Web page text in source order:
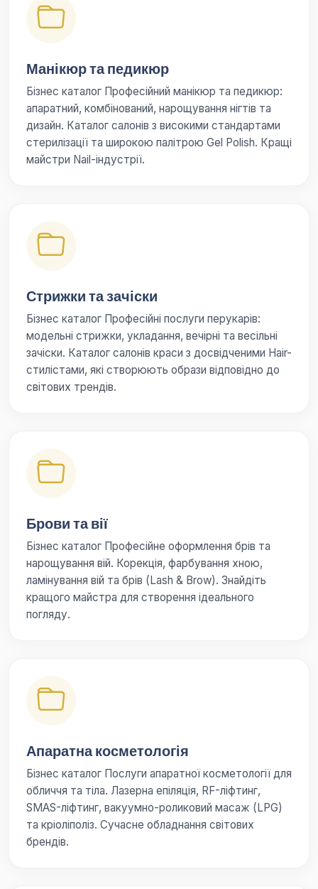
Манікюр та педикюр
Бізнес каталог Професійний манікюр та педикюр:
апаратний, комбінований, нарощування нігтів та
дизайн. Каталог салонів з високими стандартами
стерилізації та широкою палітрою Gel Polish. Кращі
майстри Nail-індустрії.
Стрижки та зачіски
Бізнес каталог Професійні послуги перукарів:
модельні стрижки, укладання, вечірні та весільні
зачіски. Каталог салонів краси з досвідченими Hair-
стилістами, які створюють образи відповідно до
світових трендів.
Брови та вії
Бізнес каталог Професійне оформлення брів та
нарощування вій. Корекція, фарбування хною,
ламінування вій та брів (Lash & Brow). Знайдіть
кращого майстра для створення ідеального
погляду.
Апаратна косметологія
Бізнес каталог Послуги апаратної косметології для
обличчя та тіла. Лазерна епіляція, RF-ліфтинг,
SMAS-ліфтинг, вакуумно-роликовий масаж (LPG)
та кріоліполіз. Сучасне обладнання світових
брендів.